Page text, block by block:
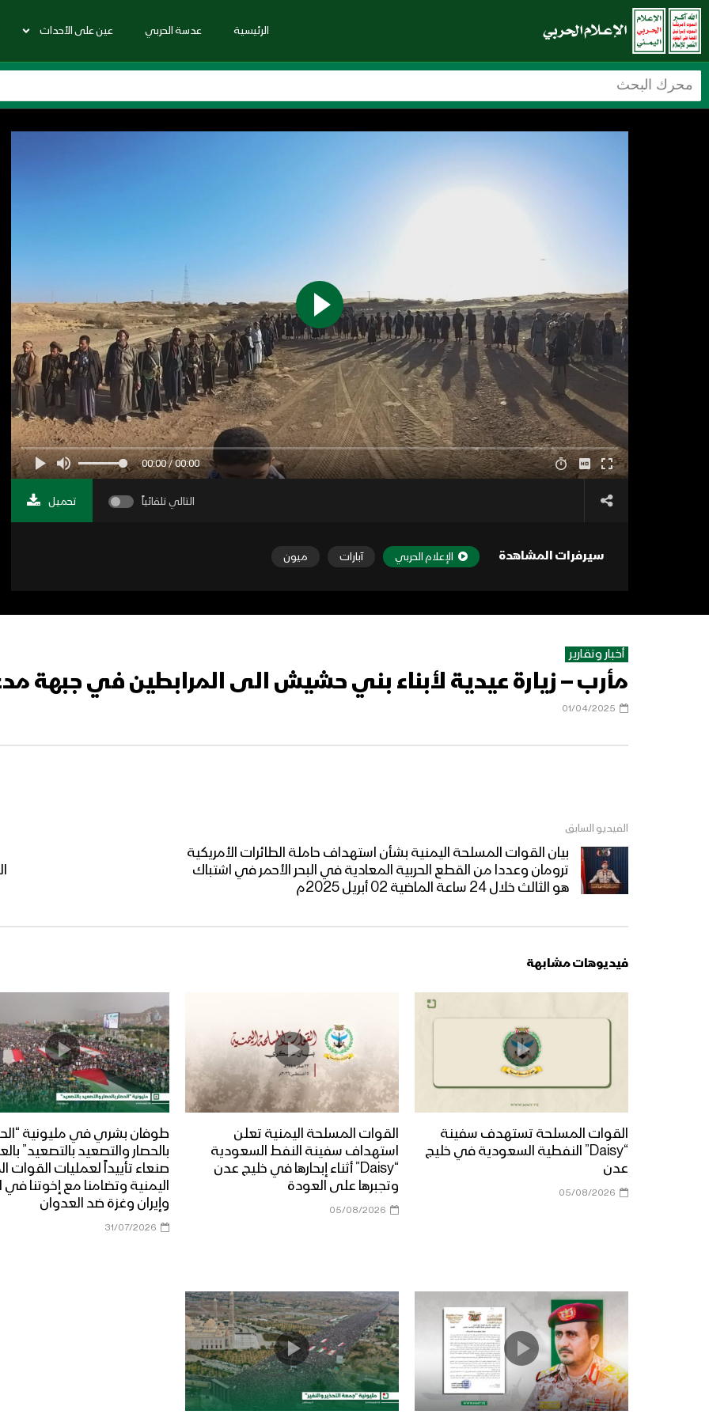
الرئيسية عدسة الحربي عين على الأحداث
00:00 / 00:00
التالي تلقائياً تحميل
سيرفرات المشاهدة الإعلام الحربي آبارات ميون
أخبار وتقارير
مأرب – زيارة عيدية لأبناء بني حشيش الى المرابطين في جبهة
01/04/2025
الفيديو السابق
بيان القوات المسلحة اليمنية بشأن استهداف حاملة الطائرات الأمريكية
ترومان وعددا من القطع الحربية المعادية في البحر الأحمر في اشتباك
هو الثالث خلال 24 ساعة الماضية 02 أبريل 2025م
فيديوهات مشابهة
القوات المسلحة تستهدف سفينة
“Daisy” النفطية السعودية في خليج
عدن
05/08/2026
القوات المسلحة اليمنية تعلن
استهداف سفينة النفط السعودية
“Daisy” أثناء إبحارها في خليج عدن
وتجبرها على العودة
05/08/2026
طوفان بشري في مليونية
بالحصار والتصعيد بالتصعيد”
صنعاء تأييداً لعمليات القوات
اليمنية وتضامنا مع إخوتنا في
وإيران وغزة ضد العدوان
31/07/2026